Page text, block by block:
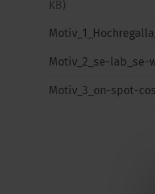
KB)
Motiv_2_se-lab_se-
Motiv_3_on-spot-